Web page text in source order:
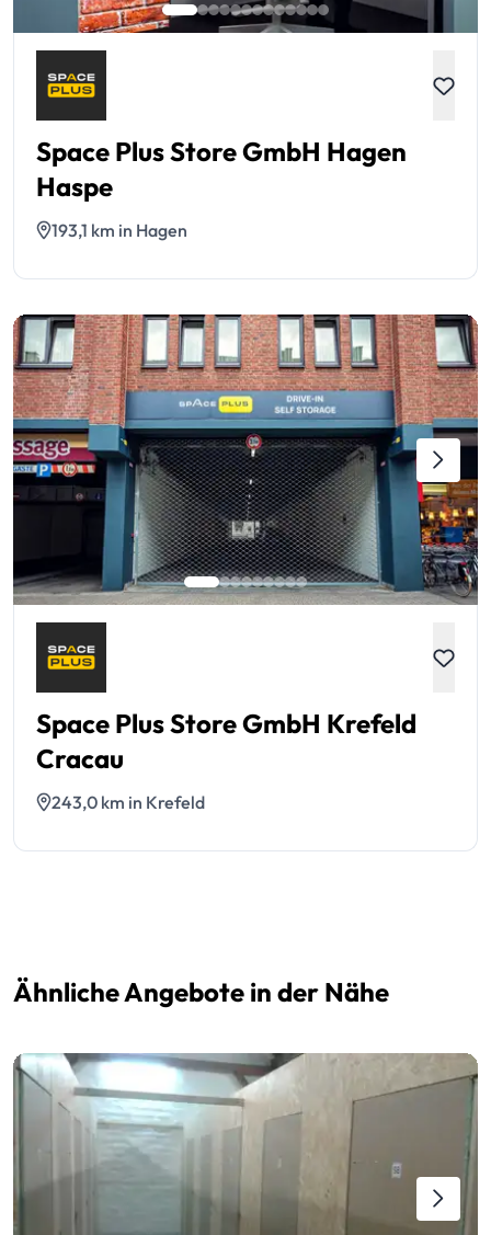
Space Plus Store GmbH Hagen
Haspe
193,1 km in Hagen
Space Plus Store GmbH Krefeld
Cracau
243,0 km in Krefeld
Ähnliche Angebote in der Nähe